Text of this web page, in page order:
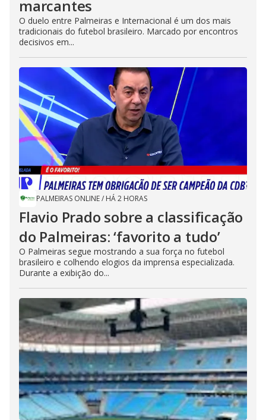
marcantes
O duelo entre Palmeiras e Internacional é um dos mais
tradicionais do futebol brasileiro. Marcado por encontros
decisivos em...
PALMEIRAS ONLINE/ HÁ 2 HORAS
Flavio Prado sobre a classificação
do Palmeiras: ‘favorito a tudo’
O Palmeiras segue mostrando a sua força no futebol
brasileiro e colhendo elogios da imprensa especializada.
Durante a exibição do...